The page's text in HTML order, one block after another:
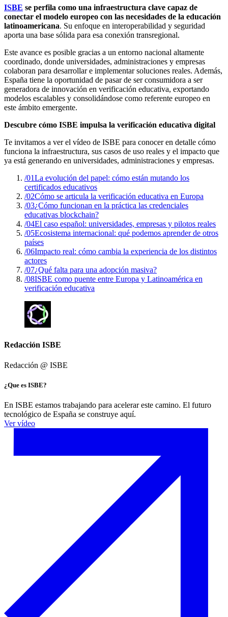
ISBE se perfila como una infraestructura clave capaz de
conectar el modelo europeo con las necesidades de la educación
latinoamericana. Su enfoque en interoperabilidad y seguridad
aporta una base sólida para esa conexión transregional.
Este avance es posible gracias a un entorno nacional altamente
coordinado, donde universidades, administraciones y empresas
colaboran para desarrollar e implementar soluciones reales. Además,
España tiene la oportunidad de pasar de ser consumidora a ser
generadora de innovación en verificación educativa, exportando
modelos escalables y consolidándose como referente europeo en
este ámbito emergente.
Descubre cómo ISBE impulsa la verificación educativa digital
Te invitamos a ver el vídeo de ISBE para conocer en detalle cómo
funciona la infraestructura, sus casos de uso reales y el impacto que
ya está generando en universidades, administraciones y empresas.
/01La evolución del papel: cómo están mutando los
certificados educativos
/02Cómo se articula la verificación educativa en Europa
/03¿Cómo funcionan en la práctica las credenciales
educativas blockchain?
/04El caso español: universidades, empresas y pilotos reales
/05Ecosistema internacional: qué podemos aprender de otros
países
/06Impacto real: cómo cambia la experiencia de los distintos
actores
/07¿Qué falta para una adopción masiva?
/08ISBE como puente entre Europa y Latinoamérica en
verificación educativa
Redacción ISBE
Redacción @ ISBE
¿Que es ISBE?
En ISBE estamos trabajando para acelerar este camino. El futuro
tecnológico de España se construye aquí.
Ver vídeo